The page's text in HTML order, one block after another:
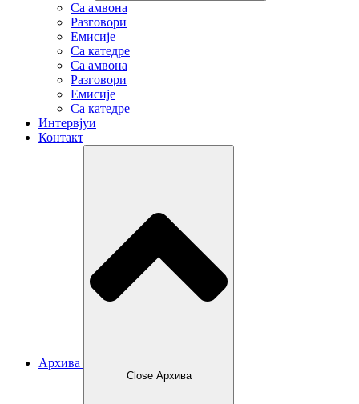
Са амвона
Разговори
Емисије
Са катедре
Са амвона
Разговори
Емисије
Са катедре
Интервјуи
Контакт
Архива
Close Архива